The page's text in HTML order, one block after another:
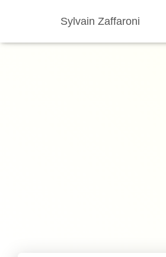
Sylvain Zaffaroni